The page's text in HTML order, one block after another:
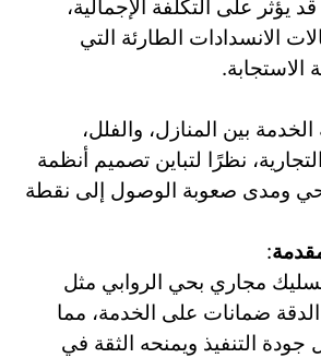
يؤثر على التكلفة الإجمالية،
الانسدادات الطارئة التي
بين المنازل، والفلل،
نظرًا لتباين تصميم أنظمة
ومدى صعوبة الوصول إلى نقطة
:
مجاري بحي الروابي مثل
ضمانات على الخدمة، مما
التنفيذ ويمنحه الثقة في